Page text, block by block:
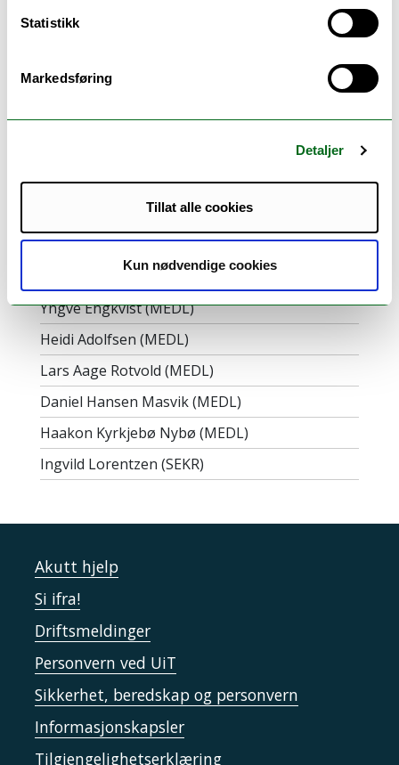
Statistikk
Markedsføring
Detaljer
Tillat alle cookies
Kun nødvendige cookies
Eventuelt
Til stede på møtet:
Eline Stenseth (AN)
Torill Varberg (AN)
Jorunn Tufthaug (LEDER)
Yngve Engkvist (MEDL)
Heidi Adolfsen (MEDL)
Lars Aage Rotvold (MEDL)
Daniel Hansen Masvik (MEDL)
Haakon Kyrkjebø Nybø (MEDL)
Ingvild Lorentzen (SEKR)
Akutt hjelp
Si ifra!
Driftsmeldinger
Personvern ved UiT
Sikkerhet, beredskap og personvern
Informasjonskapsler
Tilgjengelighetserklæring